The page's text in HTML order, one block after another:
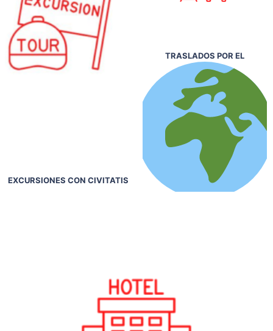
EXCURSIONES CON CIVITATIS
TRASLADOS POR EL